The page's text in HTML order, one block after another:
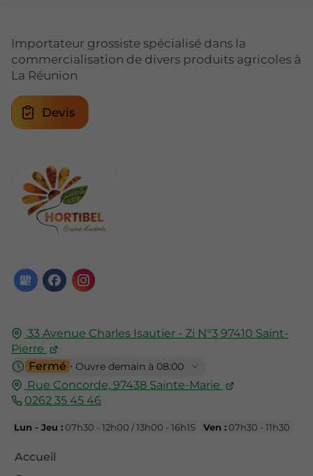
33 Avenue Charles Isautier - Zi N°3 97410 Saint-
Pierre
Fermé ⋅ Ouvre demain à 08:00
Rue Concorde, 97438 Sainte-Marie
0262 35 45 46
Lun - Jeu :07h30 - 12h00 / 13h00 - 16h15 Ven :07h30 - 11h30
Accueil
Importateur grossiste spécialisé dans la
commercialisation de divers produits agricoles à
La Réunion
Devis